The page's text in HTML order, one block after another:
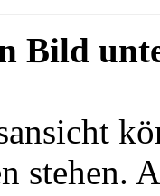
Bild
stehen.